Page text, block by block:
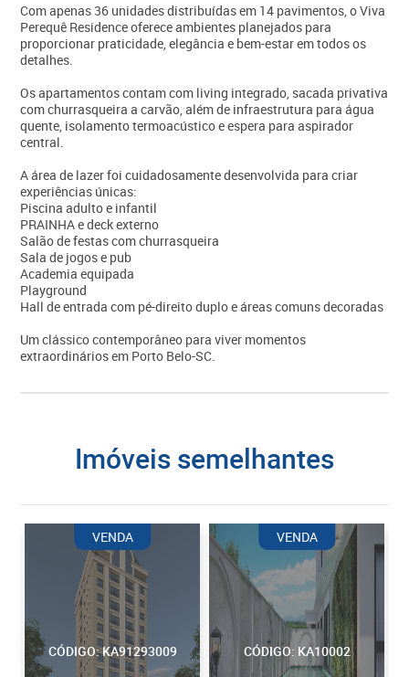
Com apenas 36 unidades distribuídas em 14 pavimentos, o Viva
Perequê Residence oferece ambientes planejados para
proporcionar praticidade, elegância e bem-estar em todos os
detalhes.
Os apartamentos contam com living integrado, sacada privativa
com churrasqueira a carvão, além de infraestrutura para água
quente, isolamento termoacústico e espera para aspirador
central.
A área de lazer foi cuidadosamente desenvolvida para criar
experiências únicas:
Piscina adulto e infantil
PRAINHA e deck externo
Salão de festas com churrasqueira
Sala de jogos e pub
Academia equipada
Playground
Hall de entrada com pé-direito duplo e áreas comuns decoradas
Um clássico contemporâneo para viver momentos
extraordinários em Porto Belo-SC.
imóveis semelhantes
CÓDIGO: KA91293009
VENDA
CÓDIGO: KA10002
VENDA